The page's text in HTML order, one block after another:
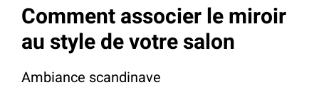
Comment associer le miroir
au style de votre salon
Ambiance scandinave